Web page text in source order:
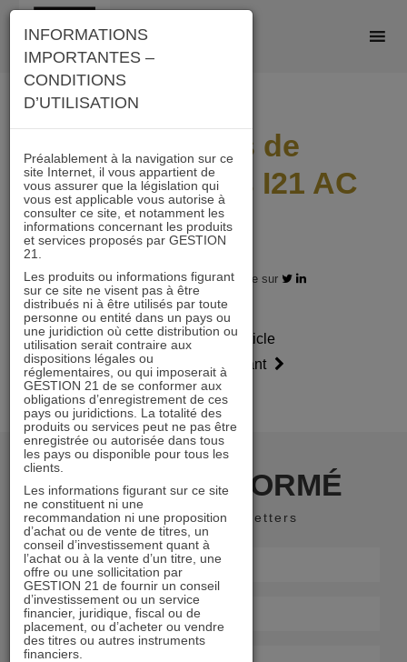
Skip
content
Scénarios de
performances I21 AC
2303
31.03.2023 - Partagez l'article sur
Article
précédent
Article
suivant
RESTER INFORMÉ
Recevoir nos newsletters
INFORMATIONS
IMPORTANTES –
CONDITIONS
D’UTILISATION
Préalablement à la navigation sur ce
site Internet, il vous appartient de
vous assurer que la législation qui
vous est applicable vous autorise à
consulter ce site, et notamment les
informations concernant les produits
et services proposés par GESTION
21.
Les produits ou informations figurant
sur ce site ne visent pas à être
distribués ni à être utilisés par toute
personne ou entité dans un pays ou
une juridiction où cette distribution ou
utilisation serait contraire aux
dispositions légales ou
réglementaires, ou qui imposerait à
GESTION 21 de se conformer aux
obligations d’enregistrement de ces
pays ou juridictions. La totalité des
produits ou services peut ne pas être
enregistrée ou autorisée dans tous
les pays ou disponible pour tous les
clients.
Les informations figurant sur ce site
ne constituent ni une
recommandation ni une proposition
d’achat ou de vente de titres, un
conseil d’investissement quant à
l’achat ou à la vente d’un titre, une
offre ou une sollicitation par
GESTION 21 de fournir un conseil
d’investissement ou un service
financier, juridique, fiscal ou de
placement, ou d’acheter ou vendre
des titres ou autres instruments
financiers.